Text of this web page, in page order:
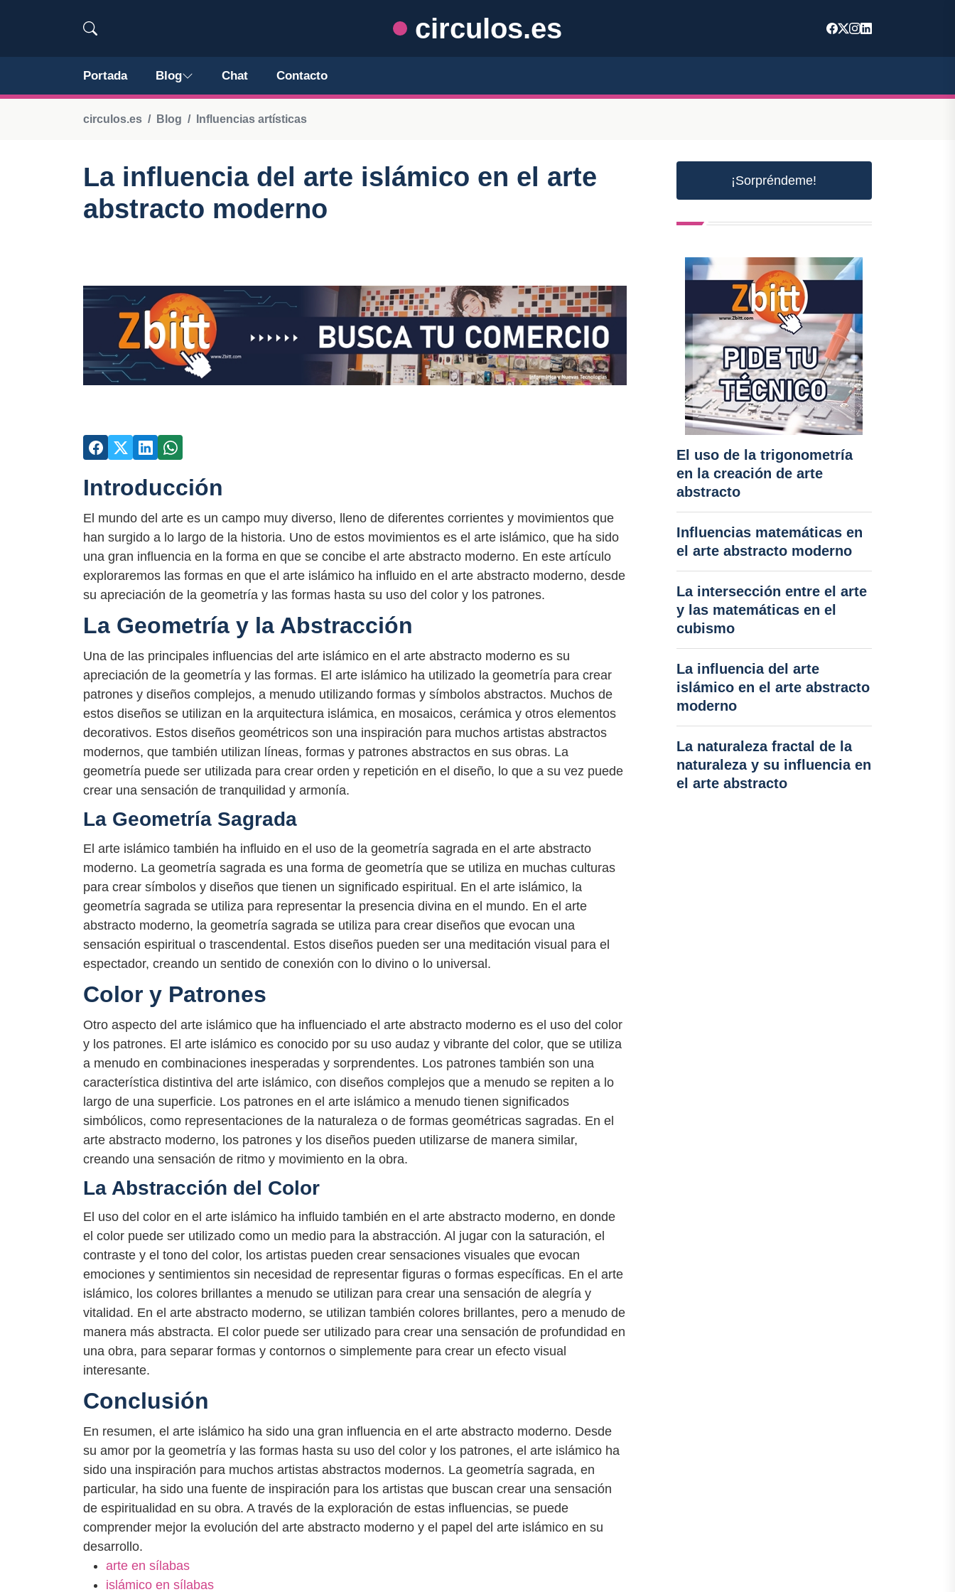
circulos.es
Portada Blog Chat Contacto
circulos.es Blog Influencias artísticas
La influencia del arte islámico en el arte
abstracto moderno
Introducción
El mundo del arte es un campo muy diverso, lleno de diferentes corrientes y movimientos que
han surgido a lo largo de la historia. Uno de estos movimientos es el arte islámico, que ha sido
una gran influencia en la forma en que se concibe el arte abstracto moderno. En este artículo
exploraremos las formas en que el arte islámico ha influido en el arte abstracto moderno, desde
su apreciación de la geometría y las formas hasta su uso del color y los patrones.
La Geometría y la Abstracción
Una de las principales influencias del arte islámico en el arte abstracto moderno es su
apreciación de la geometría y las formas. El arte islámico ha utilizado la geometría para crear
patrones y diseños complejos, a menudo utilizando formas y símbolos abstractos. Muchos de
estos diseños se utilizan en la arquitectura islámica, en mosaicos, cerámica y otros elementos
decorativos. Estos diseños geométricos son una inspiración para muchos artistas abstractos
modernos, que también utilizan líneas, formas y patrones abstractos en sus obras. La
geometría puede ser utilizada para crear orden y repetición en el diseño, lo que a su vez puede
crear una sensación de tranquilidad y armonía.
La Geometría Sagrada
El arte islámico también ha influido en el uso de la geometría sagrada en el arte abstracto
moderno. La geometría sagrada es una forma de geometría que se utiliza en muchas culturas
para crear símbolos y diseños que tienen un significado espiritual. En el arte islámico, la
geometría sagrada se utiliza para representar la presencia divina en el mundo. En el arte
abstracto moderno, la geometría sagrada se utiliza para crear diseños que evocan una
sensación espiritual o trascendental. Estos diseños pueden ser una meditación visual para el
espectador, creando un sentido de conexión con lo divino o lo universal.
Color y Patrones
Otro aspecto del arte islámico que ha influenciado el arte abstracto moderno es el uso del color
y los patrones. El arte islámico es conocido por su uso audaz y vibrante del color, que se utiliza
a menudo en combinaciones inesperadas y sorprendentes. Los patrones también son una
característica distintiva del arte islámico, con diseños complejos que a menudo se repiten a lo
largo de una superficie. Los patrones en el arte islámico a menudo tienen significados
simbólicos, como representaciones de la naturaleza o de formas geométricas sagradas. En el
arte abstracto moderno, los patrones y los diseños pueden utilizarse de manera similar,
creando una sensación de ritmo y movimiento en la obra.
La Abstracción del Color
El uso del color en el arte islámico ha influido también en el arte abstracto moderno, en donde
el color puede ser utilizado como un medio para la abstracción. Al jugar con la saturación, el
contraste y el tono del color, los artistas pueden crear sensaciones visuales que evocan
emociones y sentimientos sin necesidad de representar figuras o formas específicas. En el arte
islámico, los colores brillantes a menudo se utilizan para crear una sensación de alegría y
vitalidad. En el arte abstracto moderno, se utilizan también colores brillantes, pero a menudo de
manera más abstracta. El color puede ser utilizado para crear una sensación de profundidad en
una obra, para separar formas y contornos o simplemente para crear un efecto visual
interesante.
Conclusión
En resumen, el arte islámico ha sido una gran influencia en el arte abstracto moderno. Desde
su amor por la geometría y las formas hasta su uso del color y los patrones, el arte islámico ha
sido una inspiración para muchos artistas abstractos modernos. La geometría sagrada, en
particular, ha sido una fuente de inspiración para los artistas que buscan crear una sensación
de espiritualidad en su obra. A través de la exploración de estas influencias, se puede
comprender mejor la evolución del arte abstracto moderno y el papel del arte islámico en su
desarrollo.
arte en sílabas
islámico en sílabas
¡Sorpréndeme!
El uso de la trigonometría
en la creación de arte
abstracto
Influencias matemáticas en
el arte abstracto moderno
La intersección entre el arte
y las matemáticas en el
cubismo
La influencia del arte
islámico en el arte abstracto
moderno
La naturaleza fractal de la
naturaleza y su influencia en
el arte abstracto